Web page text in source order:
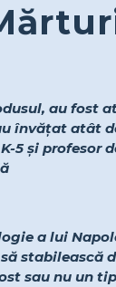
au fost
învățat atât
5 și profesor
a lui
stabilească
sau nu un